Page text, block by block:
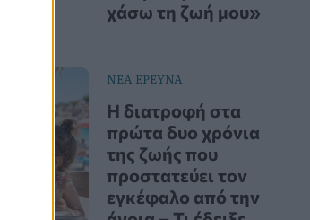
χάσω τη ζωή μου»
ΝΕΑ ΕΡΕΥΝΑ
Η διατροφή στα
πρώτα δυο χρόνια
της ζωής που
προστατεύει τον
εγκέφαλο από την